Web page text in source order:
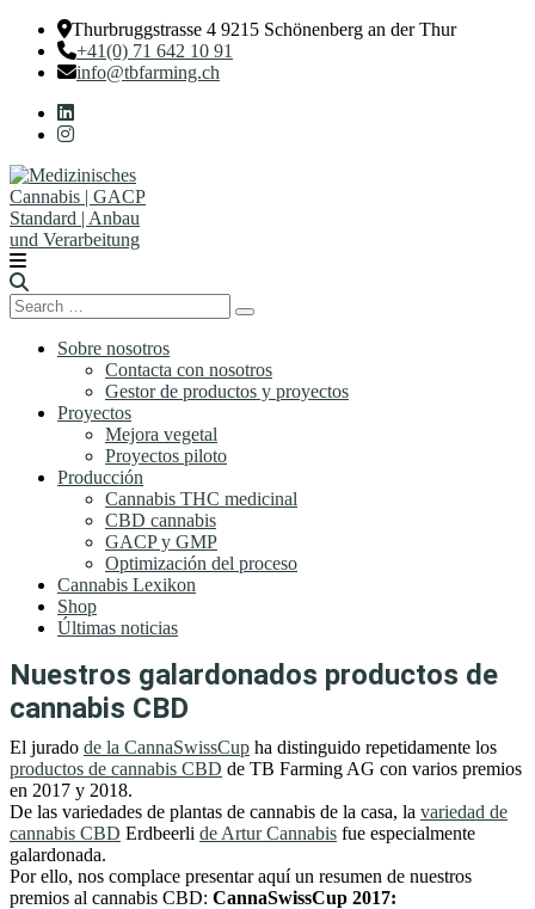
Thurbruggstrasse 4 9215 Schönenberg an der Thur
+41(0) 71 642 10 91
info@tbfarming.ch
Search
for:
Search
Sobre nosotros
Contacta con nosotros
Gestor de productos y proyectos
Proyectos
Mejora vegetal
Proyectos piloto
Producción
Cannabis THC medicinal
CBD cannabis
GACP y GMP
Optimización del proceso
Cannabis Lexikon
Shop
Últimas noticias
Nuestros galardonados productos de
cannabis CBD
El jurado de la CannaSwissCup ha distinguido repetidamente los
productos de cannabis CBD de TB Farming AG con varios premios
en 2017 y 2018.
De las variedades de plantas de cannabis de la casa, la variedad de
cannabis CBD Erdbeerli de Artur Cannabis fue especialmente
galardonada.
Por ello, nos complace presentar aquí un resumen de nuestros
premios al cannabis CBD: CannaSwissCup 2017: